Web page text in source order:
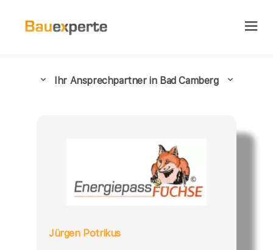
Ihr Ansprechpartner in Bad Camberg
Jürgen Potrikus